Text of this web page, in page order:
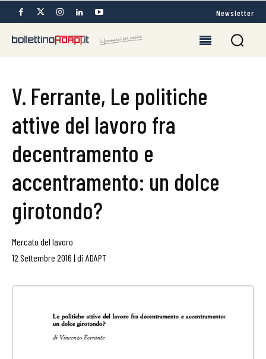
Newsletter
V. Ferrante, Le politiche
attive del lavoro fra
decentramento e
accentramento: un dolce
girotondo?
Mercato del lavoro
12 Settembre 2016 | di ADAPT